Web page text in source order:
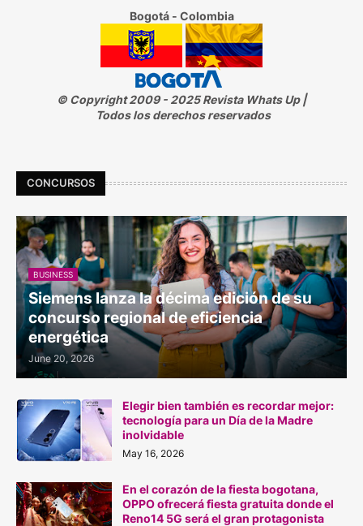
Bogotá - Colombia
© Copyright 2009 - 2025 Revista Whats Up |
Todos los derechos reservados
CONCURSOS
BUSINESS
Siemens lanza la décima edición de su
concurso regional de eficiencia
energética
June 20, 2026
Elegir bien también es recordar mejor:
tecnología para un Día de la Madre
inolvidable
May 16, 2026
En el corazón de la fiesta bogotana,
OPPO ofrecerá fiesta gratuita donde el
Reno14 5G será el gran protagonista